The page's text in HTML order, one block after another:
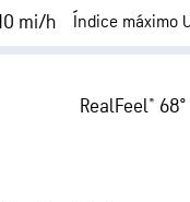
mi/h Índice máximo
AccuLumen
Cobertura de
RealFeel® 68°